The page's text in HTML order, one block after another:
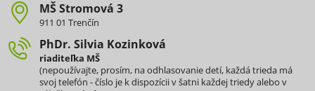
MŠ Stromová 3
911 01 Trenčín
PhDr​. Silvia Kozinková
riaditeľka MŠ
(nepoužívajte, prosím, na odhlasovanie detí, každá trieda má
svoj telefón - číslo je k dispozícii v šatni každej triedy alebo v